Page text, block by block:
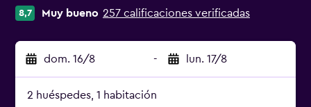
8,7 Muy bueno 257 calificaciones verificadas
dom. 16/8 - lun. 17/8
2 huéspedes, 1 habitación